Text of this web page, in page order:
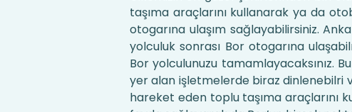
taşıma araçlarını kullanarak ya da
otogarına ulaşım sağlayabilirsiniz.
yolculuk sonrası Bor otogarına
Bor yolculunuzu tamamlayacaksınız.
yer alan işletmelerde biraz dinlenebilri
hareket eden toplu taşıma araçlarını